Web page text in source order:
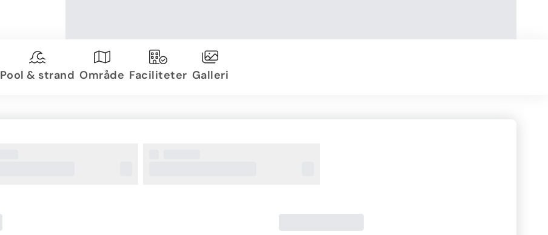
Pool & strand Område Faciliteter Galleri